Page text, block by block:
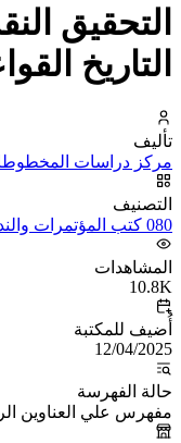
التحقيق
التاريخ
تأليف
مركز دراسات
التصنيف
080 كتب المؤتمرات والندوات
المشاهدات
10.8K
أُضيف للمكتبة
12/04/2025
حالة الفهرسة
مفهرس علي العناوين